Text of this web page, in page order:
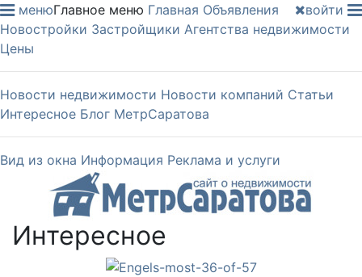
войти
менюГлавное меню Главная Объявления
Новостройки Застройщики Агентства недвижимости
Цены
Новости недвижимости Новости компаний Статьи
Интересное Блог МетрСаратова
Вид из окна Информация Реклама и услуги
Интересное